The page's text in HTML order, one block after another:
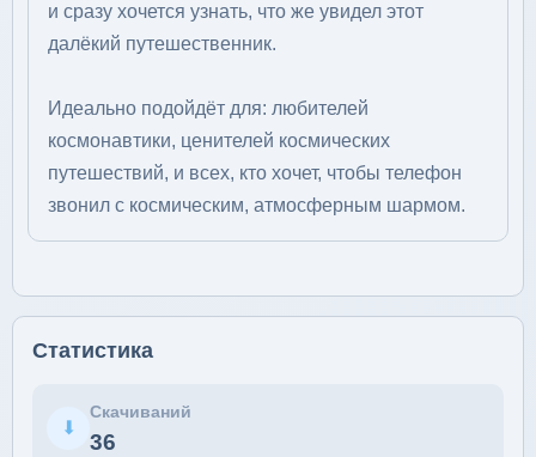
и сразу хочется узнать, что же увидел этот
далёкий путешественник.
Идеально подойдёт для: любителей
космонавтики, ценителей космических
путешествий, и всех, кто хочет, чтобы телефон
звонил с космическим, атмосферным шармом.
Статистика
⬇
Скачиваний
36